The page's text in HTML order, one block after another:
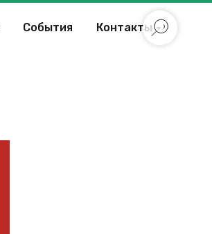
События Контакты